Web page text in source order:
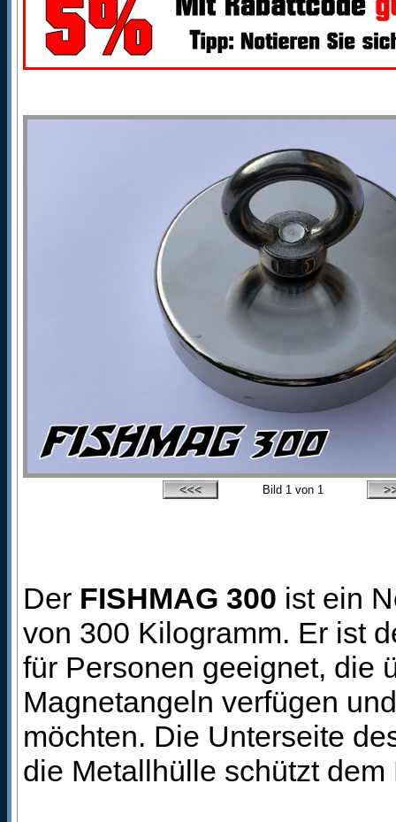
Bild 1von 1
Der FISHMAG 300 ist ein
von 300 Kilogramm. Er ist
für Personen geeignet, die
Magnetangeln verfügen
möchten. Die Unterseite
die Metallhülle schützt